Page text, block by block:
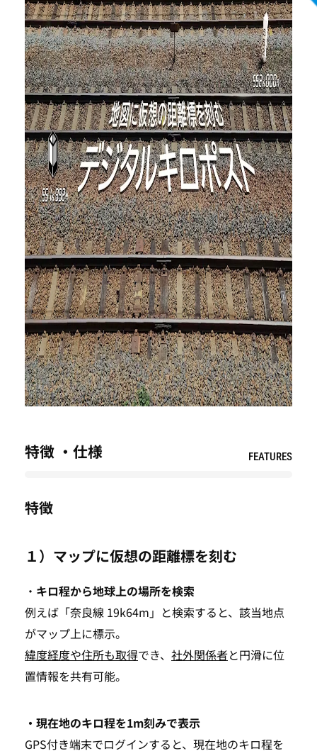
特徴 ・仕様 FEATURES
特徴
１）マップに仮想の距離標を刻む
・ キロ程から地球上の場所を検索
例えば「奈良線 19k64m」と検索すると、該当地点
がマップ上に標示。
緯度経度や住所も取得でき、 社外関係者と円滑に位
置情報を共有可能。
・現在地のキロ程を1m刻みで表示
GPS付き端末でログインすると、現在地のキロ程を